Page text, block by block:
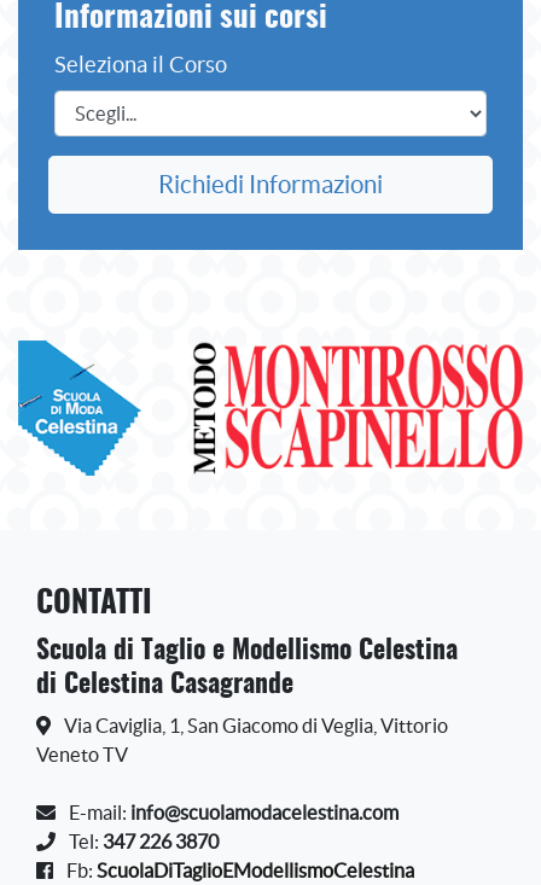
Informazioni sui corsi
Seleziona il Corso
Richiedi Informazioni
CONTATTI
Scuola di Taglio e Modellismo Celestina
di Celestina Casagrande
Via Caviglia, 1, San Giacomo di Veglia, Vittorio
Veneto TV
E-mail: info@scuolamodacelestina.com
Tel: 347 226 3870
Fb: ScuolaDiTaglioEModellismoCelestina